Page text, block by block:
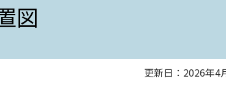
図
更新日：2026年4